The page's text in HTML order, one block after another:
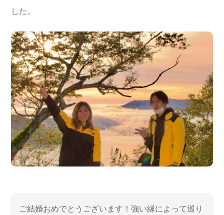
した。
ご結婚おめでとうございます！強い縁によって巡り